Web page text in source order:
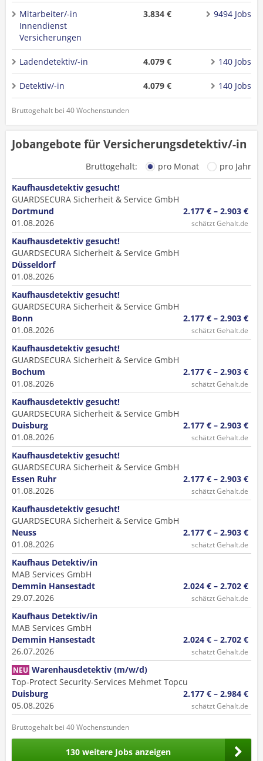
Mitarbeiter/-in
Innendienst
Versicherungen
3.834 € 9494 Jobs
Ladendetektiv/-in 4.079 € 140 Jobs
Detektiv/-in 4.079 € 140 Jobs
Bruttogehalt bei 40 Wochenstunden
Jobangebote für Versicherungsdetektiv/-in
Bruttogehalt: pro Monat
pro Jahr
Kaufhausdetektiv gesucht!
GUARDSECURA Sicherheit & Service GmbH
Dortmund
01.08.2026
2.177 € – 2.903 €
schätzt Gehalt.de
Kaufhausdetektiv gesucht!
GUARDSECURA Sicherheit & Service GmbH
Düsseldorf
01.08.2026
Kaufhausdetektiv gesucht!
GUARDSECURA Sicherheit & Service GmbH
Bonn
01.08.2026
2.177 € – 2.903 €
schätzt Gehalt.de
Kaufhausdetektiv gesucht!
GUARDSECURA Sicherheit & Service GmbH
Bochum
01.08.2026
2.177 € – 2.903 €
schätzt Gehalt.de
Kaufhausdetektiv gesucht!
GUARDSECURA Sicherheit & Service GmbH
Duisburg
01.08.2026
2.177 € – 2.903 €
schätzt Gehalt.de
Kaufhausdetektiv gesucht!
GUARDSECURA Sicherheit & Service GmbH
Essen Ruhr
01.08.2026
2.177 € – 2.903 €
schätzt Gehalt.de
Kaufhausdetektiv gesucht!
GUARDSECURA Sicherheit & Service GmbH
Neuss
01.08.2026
2.177 € – 2.903 €
schätzt Gehalt.de
Kaufhaus Detektiv/in
MAB Services GmbH
Demmin Hansestadt
29.07.2026
2.024 € – 2.702 €
schätzt Gehalt.de
Kaufhaus Detektiv/in
MAB Services GmbH
Demmin Hansestadt
26.07.2026
2.024 € – 2.702 €
schätzt Gehalt.de
NEU Warenhausdetektiv (m/w/d)
Top-Protect Security-Services Mehmet Topcu
Duisburg
05.08.2026
2.177 € – 2.984 €
schätzt Gehalt.de
Bruttogehalt bei 40 Wochenstunden
130 weitere Jobs anzeigen